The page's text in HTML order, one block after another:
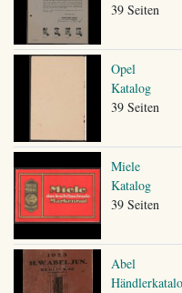
39 Seiten
Opel
Katalog
39 Seiten
Miele
Katalog
39 Seiten
Abel